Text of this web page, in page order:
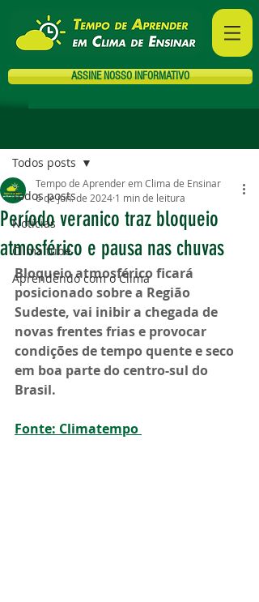
ASSINE NOSSO INFORMATIVO
Todos posts
Notícias
Clima tube
Aprendendo com o Clima
Todos posts
Período veranico traz bloqueio
atmosférico e pausa nas chuvas
Tempo de Aprender em Clima de Ensinar
6 de jun. de 2024 1 min de leitura
Bloqueio atmosférico ficará
posicionado sobre a Região
Sudeste, vai inibir a chegada de
novas frentes frias e provocar
condições de tempo quente e seco
em boa parte do centro-sul do
Brasil.
Fonte: Climatempo